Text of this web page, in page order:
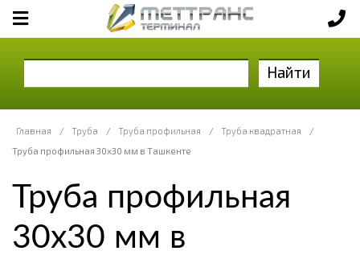
Найти
Главная / Труба / Труба профильная / Труба квадратная
/
Труба профильная 30х30 мм в Ташкенте
Труба профильная
30х30 мм в